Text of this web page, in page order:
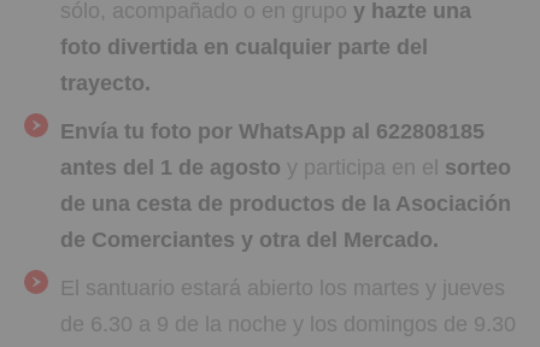
sólo, acompañado o en grupo y hazte una
foto divertida en cualquier parte del
trayecto.
Envía tu foto por WhatsApp al 622808185
antes del 1 de agosto y participa en el sorteo
de una cesta de productos de la Asociación
de Comerciantes y otra del Mercado.
El santuario estará abierto los martes y jueves
de 6.30 a 9 de la noche y los domingos de 9.30